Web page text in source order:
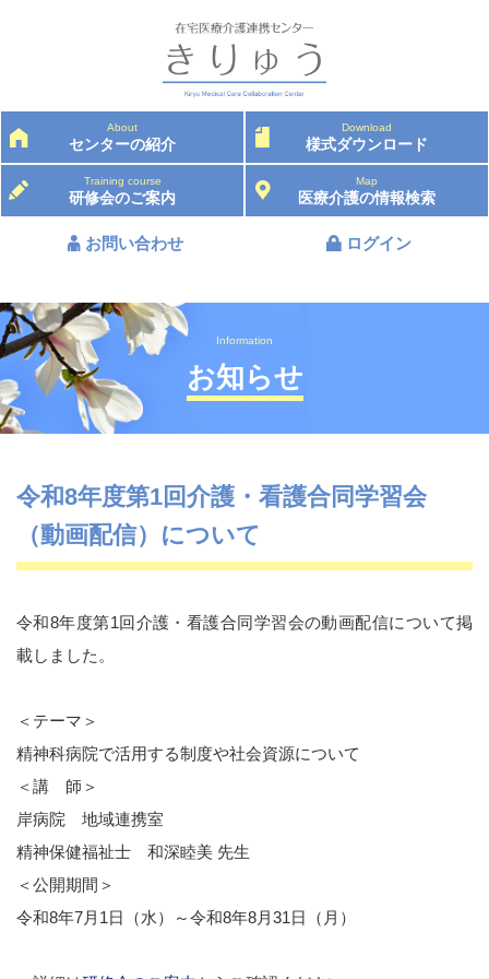
About
センターの紹介
Download
様式ダウンロード
Training course
研修会のご案内
Map
医療介護の情報検索
お問い合わせ ログイン
Information
お知らせ
令和8年度第1回介護・看護合同学習会
（動画配信）について
令和8年度第1回介護・看護合同学習会の動画配信について掲
載しました。
＜テーマ＞
精神科病院で活用する制度や社会資源について
＜講 師＞
岸病院 地域連携室
精神保健福祉士 和深睦美 先生
＜公開期間＞
令和8年7月1日（水）～令和8年8月31日（月）